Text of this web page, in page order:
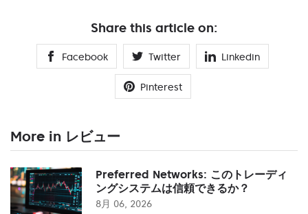
Share this article on:
Facebook Twitter Linkedin
Pinterest
More in レビュー
Preferred Networks: このトレーディ
ングシステムは信頼できるか？
8月 06, 2026